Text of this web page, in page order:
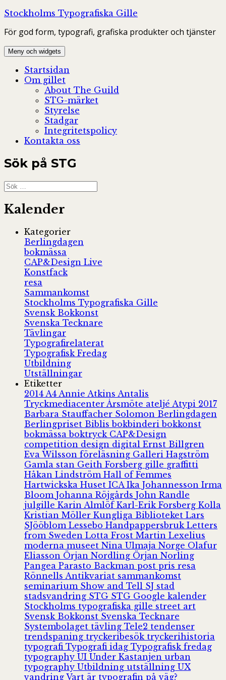
Hoppa
innehåll
Stockholms Typografiska Gille
För god form, typografi, grafiska produkter och tjänster
Meny och widgets
Startsidan
Om gillet
About The Guild
STG-märket
Styrelse
Stadgar
Integritetspolicy
Kontakta oss
Sök på STG
Sök
efter:
Kalender
Kategorier
Berlingdagen
bokmässa
CAP&Design Live
Konstfack
resa
Sammankomst
Stockholms Typografiska Gille
Svensk Bokkonst
Svenska Tecknare
Tävlingar
Typografirelaterat
Typografisk Fredag
Utbildning
Utställningar
Etiketter
2014 A4 Annie Atkins Antalis
Tryckmediacenter Årsmöte ateljé Atypi 2017
Barbara Stauffacher Solomon Berlingdagen
Berlingpriset Biblisbokbinderibokkonst
bokmässaboktryck CAP&Design
competition design digital Ernst Billgren
Eva Wilsson föreläsning Galleri Hagström
Gamla stan Geith Forsberg gille graffitti
Håkan Lindström Hall of Femmes
Hartwickska Huset ICA Ika Johannesson Irma
Bloom Johanna Röjgårds John Randle
julgille Karin Almlöf Karl-Erik Forsberg Kolla
Kristian Möller Kungliga Biblioteket Lars
SJööblom Lessebo Handpappersbruk Letters
from Sweden Lotta Frost Martin Lexelius
moderna museet Nina Ulmaja Norge Olafur
Eliasson Örjan Nordling Örjan Norling
Pangea Parasto Backman post pris resa
Rönnells Antikvariat sammankomst
seminarium Show and Tell SJ stad
stadsvandring STG STG Google kalender
Stockholms typografiska gille street art
Svensk Bokkonst Svenska Tecknare
Systembolaget tävling Tele2 tendenser
trendspaning tryckeribesök tryckerihistoria
typografi Typografi idag Typografisk fredag
typography UI Under Kastanjen urban
typography Utbildning utställning UX
vandring Vart är typografin på väg?